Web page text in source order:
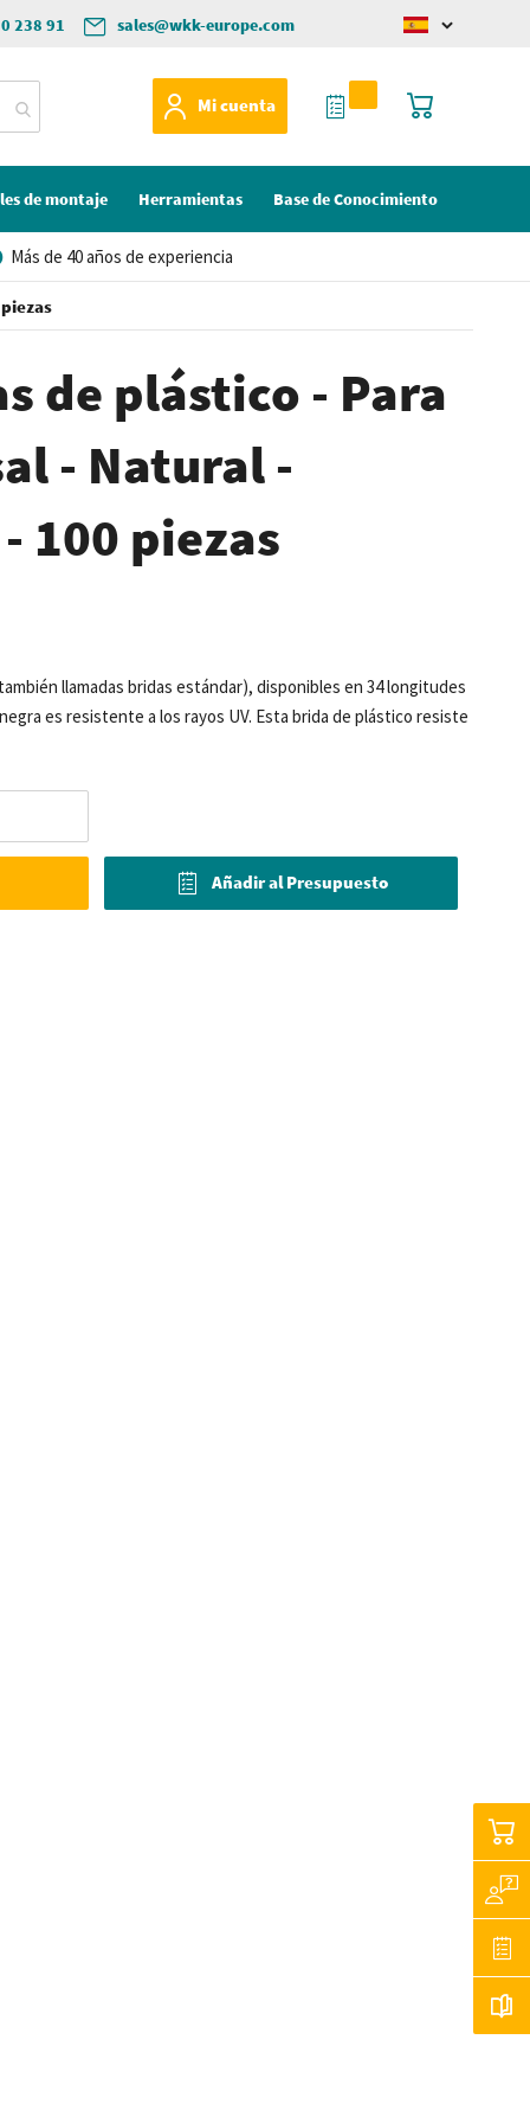
sales@wkk-europe.com
238 91
Change
Mi cuenta
Mi cesta
Mi Cotización
de montaje Herramientas Base de Conocimiento
Más de 40 años de experiencia
de plástico - Para
- Natural -
100 piezas
llamadas bridas estándar), disponibles en 34 longitudes
es resistente a los rayos UV. Esta brida de plástico resiste
Añadir al Presupuesto